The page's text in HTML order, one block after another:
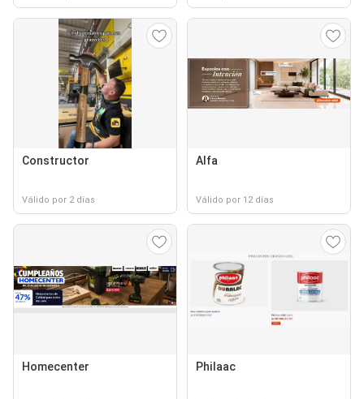
Constructor
Válido por 2 días
Alfa
Válido por 12 días
Homecenter Philaac